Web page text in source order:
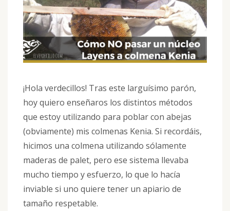
¡Hola verdecillos! Tras este larguísimo parón,
hoy quiero enseñaros los distintos métodos
que estoy utilizando para poblar con abejas
(obviamente) mis colmenas Kenia. Si recordáis,
hicimos una colmena utilizando sólamente
maderas de palet, pero ese sistema llevaba
mucho tiempo y esfuerzo, lo que lo hacía
inviable si uno quiere tener un apiario de
tamaño respetable.